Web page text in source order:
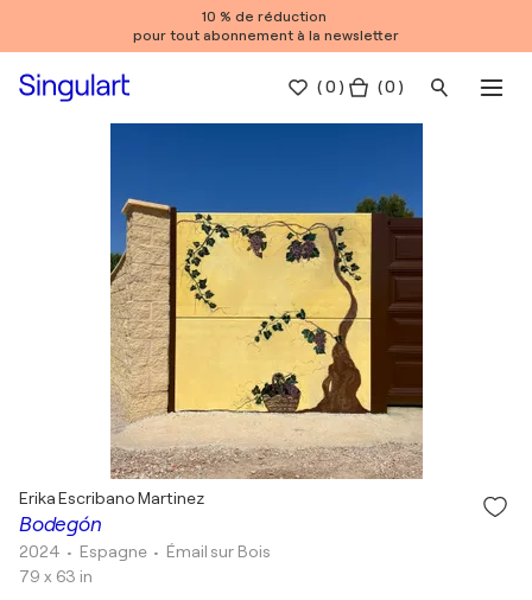
10 % de réduction
pour tout abonnement à la newsletter
(0 ) ( 0 )
Bodegón
Erika Escribano Martinez
2024 • Espagne • Émail sur Bois
79 x 63 in